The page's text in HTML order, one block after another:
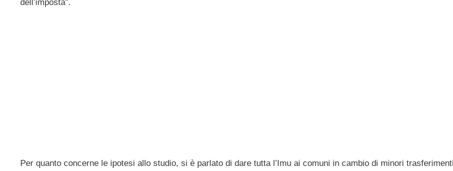
dell’imposta”.
Per quanto concerne le ipotesi allo studio, si è parlato di dare tutta l’Imu ai comuni in cambio di minori trasferimenti